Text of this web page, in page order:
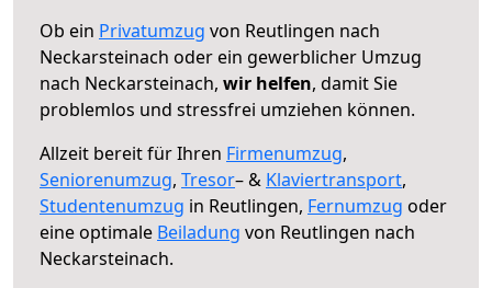
Ob ein Privatumzug von Reutlingen nach
Neckarsteinach oder ein gewerblicher Umzug
nach Neckarsteinach, wir helfen, damit Sie
problemlos und stressfrei umziehen können.
Allzeit bereit für Ihren Firmenumzug,
Seniorenumzug, Tresor– & Klaviertransport,
Studentenumzug in Reutlingen, Fernumzug oder
eine optimale Beiladung von Reutlingen nach
Neckarsteinach.